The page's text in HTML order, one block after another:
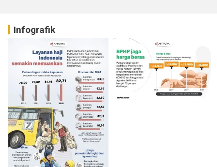
Infografik